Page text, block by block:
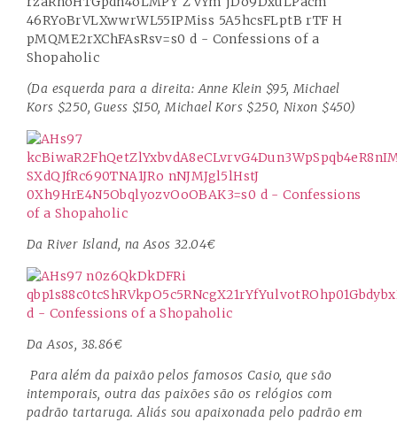
(Da esquerda para a direita:Anne Klein $95,Michael
Kors $250,Guess $150,Michael Kors $250, Nixon $450)
Da River Island, na Asos 32.04€
Da Asos, 38.86€
Para além da paixão pelos famosos Casio, que são
intemporais, outra das paixões são os relógios com
padrão tartaruga. Aliás sou apaixonada pelo padrão em